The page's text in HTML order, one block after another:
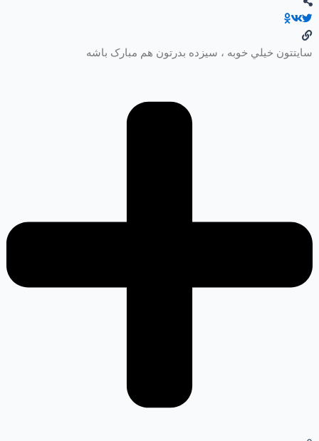
سايتتون خيلي خوبه ، سيزده بدرتون هم مبارک باشه